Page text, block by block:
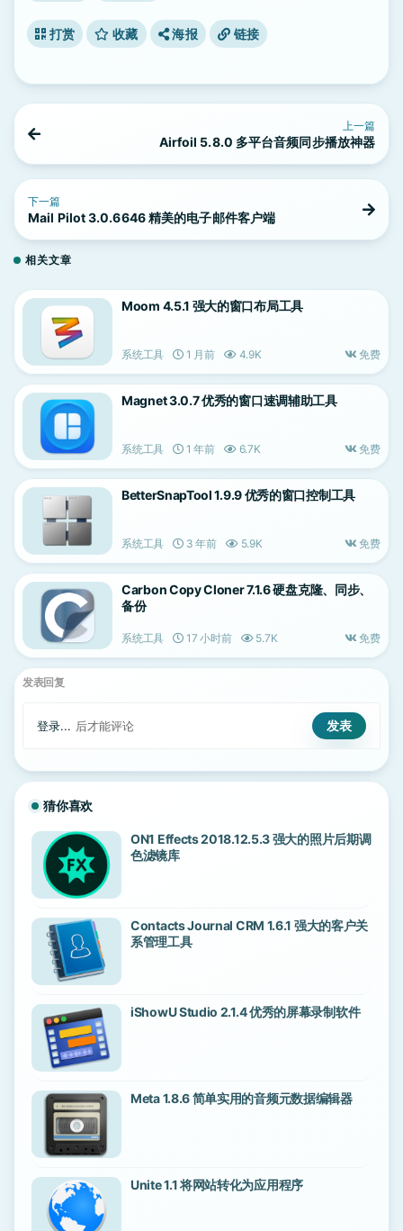
打赏 收藏 海报 链接
上一篇
Airfoil 5.8.0 多平台音频同步播放神器
下一篇
Mail Pilot 3.0.6646 精美的电子邮件客户端
相关文章
Moom 4.5.1 强大的窗口布局工具
系统工具 1 月前 4.9K 免费
Magnet 3.0.7 优秀的窗口速调辅助工具
系统工具 1 年前 6.7K 免费
BetterSnapTool 1.9.9 优秀的窗口控制工具
系统工具 3 年前 5.9K 免费
Carbon Copy Cloner 7.1.6 硬盘克隆、同步、
备份
系统工具 17 小时前 5.7K 免费
发表回复
登录... 后才能评论
猜你喜欢
ON1 Effects 2018.12.5.3 强大的照片后期调
色滤镜库
Contacts Journal CRM 1.6.1 强大的客户关
系管理工具
iShowU Studio 2.1.4 优秀的屏幕录制软件
Meta 1.8.6 简单实用的音频元数据编辑器
Unite 1.1 将网站转化为应用程序